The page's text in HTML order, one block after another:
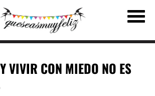
VIVIR CON MIEDO NO ES